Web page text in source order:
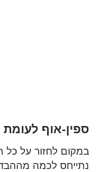
ספין-אוף
במקום לחזור על כל
נתייחס לכמה